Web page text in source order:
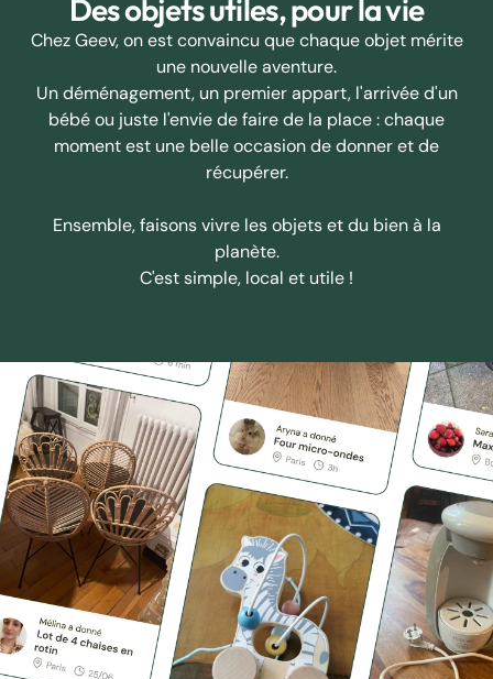
Des objets utiles, pour la vie
Chez Geev, on est convaincu que chaque objet mérite
une nouvelle aventure.
Un déménagement, un premier appart, l'arrivée d'un
bébé ou juste l'envie de faire de la place : chaque
moment est une belle occasion de donner et de
récupérer.
Ensemble, faisons vivre les objets et du bien à la
planète.
C'est simple, local et utile !